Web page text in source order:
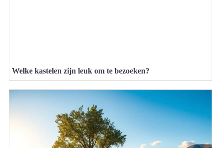
Welke kastelen zijn leuk om te bezoeken?